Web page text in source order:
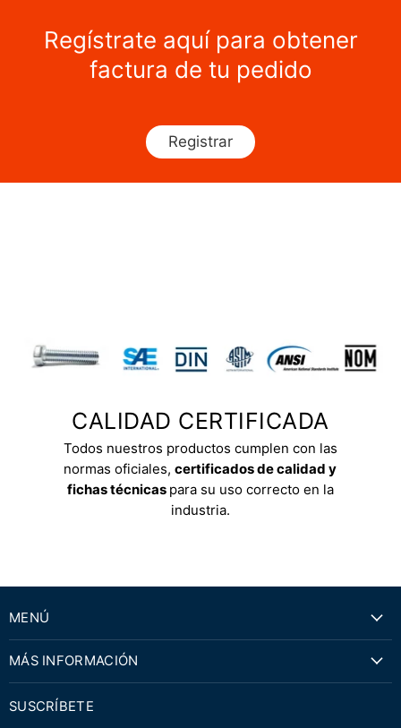
Regístrate aquí para obtener
factura de tu pedido
Registrar
CALIDAD CERTIFICADA
Todos nuestros productos cumplen con las
normas oficiales,certificados de calidad y
fichas técnicas para su uso correcto en la
industria.
MENÚ
MÁS INFORMACIÓN
SUSCRÍBETE